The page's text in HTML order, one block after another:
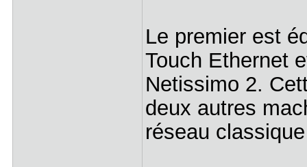
Le premier est
Touch Ethernet
Netissimo 2.
deux autres
réseau